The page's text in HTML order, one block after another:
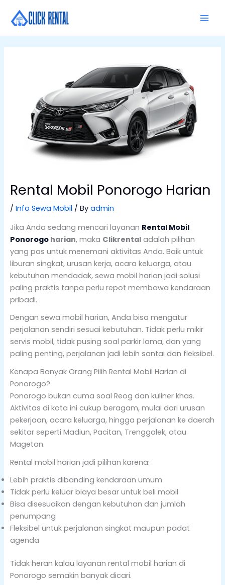
Rental Mobil Ponorogo Harian
/ Info Sewa Mobil/ By admin
Jika Anda sedang mencari layanan Rental Mobil
Ponorogoharian, maka Clikrentaladalah pilihan
yang pas untuk menemani aktivitas Anda. Baik untuk
liburan singkat, urusan kerja, acara keluarga, atau
kebutuhan mendadak, sewa mobil harian jadi solusi
paling praktis tanpa perlu repot membawa kendaraan
pribadi.
Dengan sewa mobil harian, Anda bisa mengatur
perjalanan sendiri sesuai kebutuhan. Tidak perlu mikir
servis mobil, tidak pusing soal parkir lama, dan yang
paling penting, perjalanan jadi lebih santai dan fleksibel.
Kenapa Banyak Orang Pilih Rental Mobil Harian di
Ponorogo?
Ponorogo bukan cuma soal Reog dan kuliner khas.
Aktivitas di kota ini cukup beragam, mulai dari urusan
pekerjaan, acara keluarga, hingga perjalanan ke daerah
sekitar seperti Madiun, Pacitan, Trenggalek, atau
Magetan.
Rental mobil harian jadi pilihan karena:
Lebih praktis dibanding kendaraan umum
Tidak perlu keluar biaya besar untuk beli mobil
Bisa disesuaikan dengan kebutuhan dan jumlah
penumpang
Fleksibel untuk perjalanan singkat maupun padat
agenda
Tidak heran kalau layanan rental mobil harian di
Ponorogo semakin banyak dicari.